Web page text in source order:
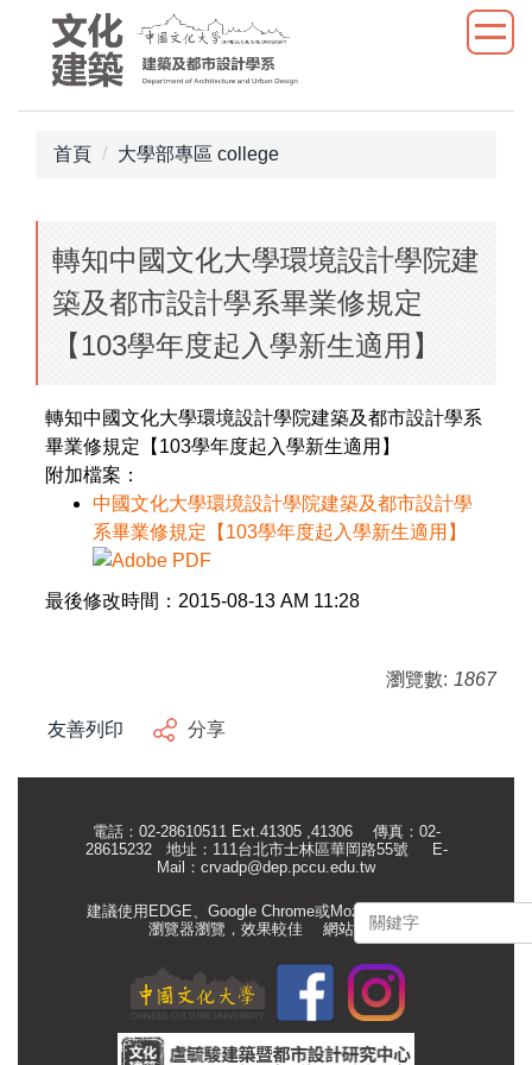
首頁 大學部專區 college
轉知中國文化大學環境設計學院建
築及都市設計學系畢業修規定
【103學年度起入學新生適用】
轉知中國文化大學環境設計學院建築及都市設計學系
畢業修規定【103學年度起入學新生適用】
附加檔案：
中國文化大學環境設計學院建築及都市設計學
系畢業修規定【103學年度起入學新生適用】
最後修改時間：2015-08-13 AM 11:28
瀏覽數: 1867
友善列印 分享
電話：02-28610511 Ext.41305 ,41306 傳真：02-
28615232 地址：111台北市士林區華岡路55號 E-
Mail： crvadp@dep.pccu.edu.tw
建議使用EDGE、Google Chrome或Mozilla Firefox等
瀏覽器瀏覽，效果較佳 網站管理